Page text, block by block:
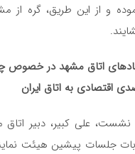
و از این طریق، گره از
اتاق مشهد در خصوص
نشست، علی کبیر، دبیر
جلسات پیشین هیئت